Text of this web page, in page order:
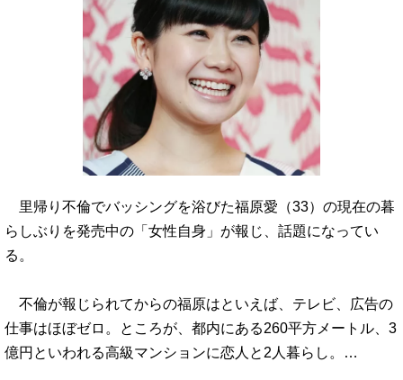
里帰り不倫でバッシングを浴びた福原愛（33）の現在の暮
らしぶりを発売中の「女性自身」が報じ、話題になってい
る。
不倫が報じられてからの福原はといえば、テレビ、広告の
仕事はほぼゼロ。ところが、都内にある260平方メートル、3
億円といわれる高級マンションに恋人と2人暮らし。…